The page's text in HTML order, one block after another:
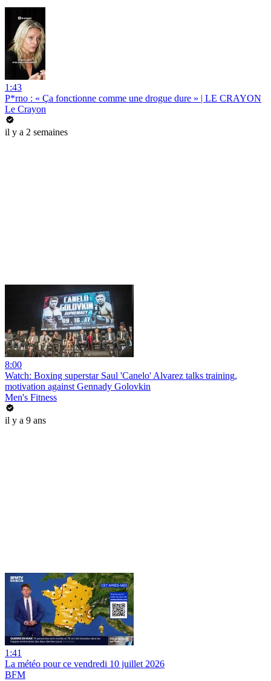
1:43
P*rno : « Ça fonctionne comme une drogue dure » | LE CRAYON
Le Crayon
il y a 2 semaines
8:00
Watch: Boxing superstar Saul 'Canelo' Alvarez talks training,
motivation against Gennady Golovkin
Men's Fitness
il y a 9 ans
1:41
La météo pour ce vendredi 10 juillet 2026
BFM